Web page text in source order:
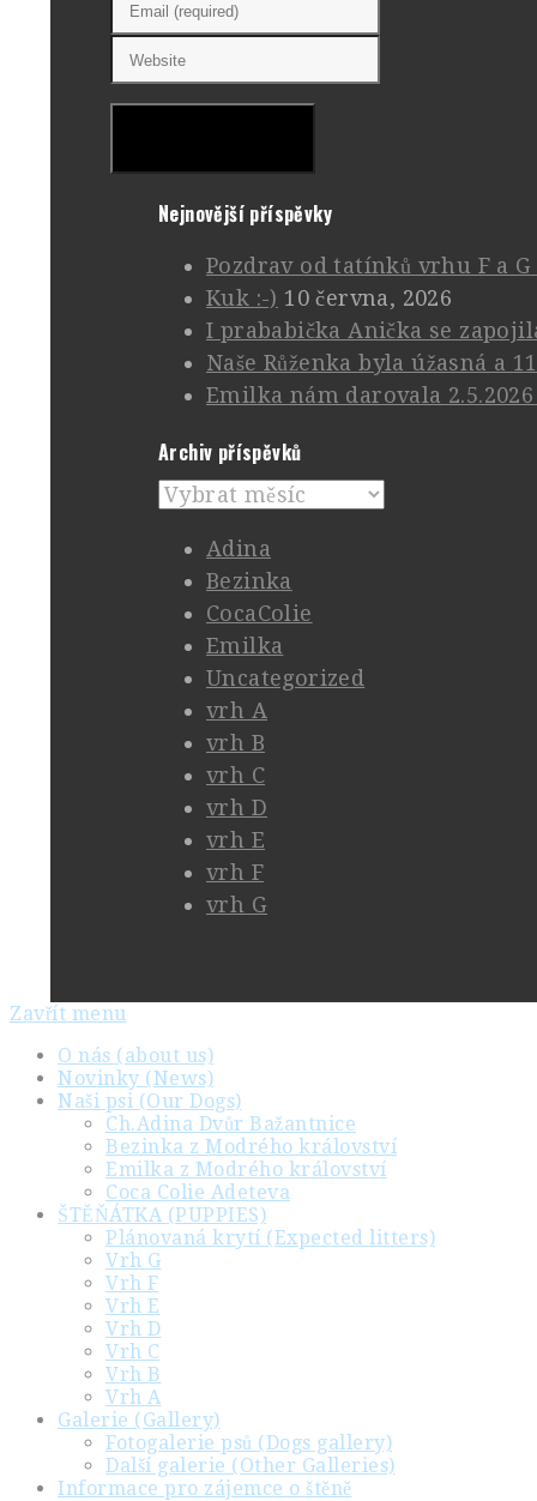
Nejnovější příspěvky
Pozdrav od tatínků vrhu F a G
Kuk :-) 10 června, 2026
I prababička Anička se
Naše Růženka byla úžasná a
Emilka nám darovala
Archiv příspěvků
Archiv
Adina
Bezinka
CocaColie
Emilka
Uncategorized
vrh A
vrh B
vrh C
vrh D
vrh E
vrh F
vrh G
Zavřít menu
O nás (about us)
Novinky (News)
Naši psi (Our Dogs)
Ch.Adina Dvůr Bažantnice
Bezinka z Modrého království
Emilka z Modrého království
Coca Colie Adeteva
ŠTĚŇÁTKA (PUPPIES)
Plánovaná krytí (Expected litters)
Vrh G
Vrh F
Vrh E
Vrh D
Vrh C
Vrh B
Vrh A
Galerie (Gallery)
Fotogalerie psů (Dogs gallery)
Další galerie (Other Galleries)
Informace pro zájemce o štěně